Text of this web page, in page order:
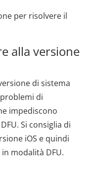
alla versione
di sistema
di
impediscono
Si consiglia di
iOS e quindi
modalità DFU.